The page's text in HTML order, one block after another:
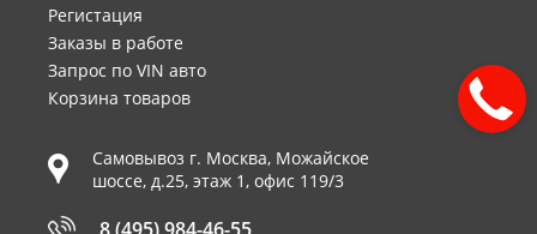
Регистация
Заказы в работе
Запрос по VIN авто
Корзина товаров
Самовывоз г. Москва, Можайское
шоссе, д.25, этаж 1, офис 119/3